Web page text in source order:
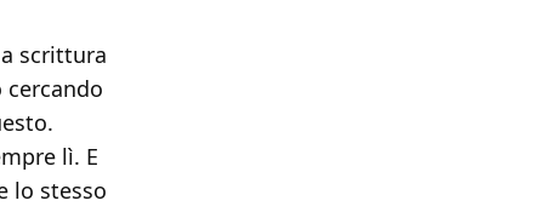
scrittura
lì. E
lo stesso